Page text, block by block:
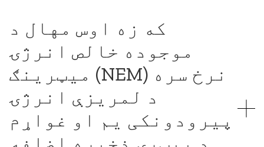
که زه اوس مهال د
موجوده خالص انرژۍ
میټرینګ (NEM) نرخ سره
د لمریزې انرژۍ
پیرودونکی یم او غواړم